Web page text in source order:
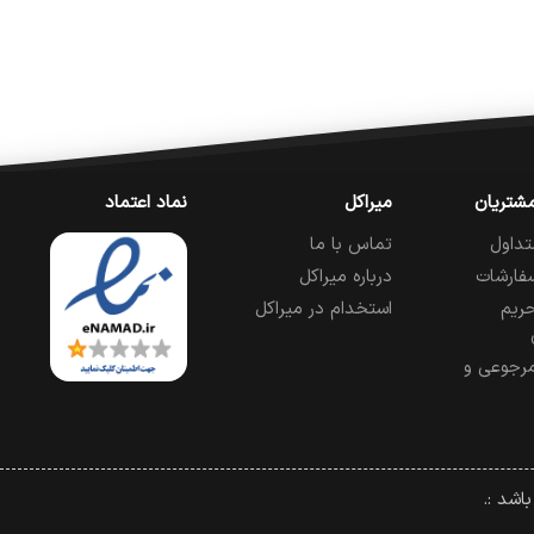
و
میراکل
تماس با ما
درباره میراکل
استخدام در میراکل
نماد اعتماد
:.